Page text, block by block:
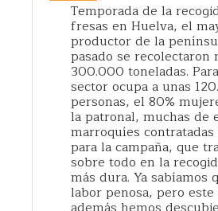
Temporada de la
fresas en Huelva, el
productor de la
pasado se recolectaron
300.000 toneladas.
sector ocupa a unas
personas, el 80%
la patronal, muchas de
marroquíes
para la campaña, que
sobre todo en la
más dura. Ya sabíamos
labor penosa, pero este